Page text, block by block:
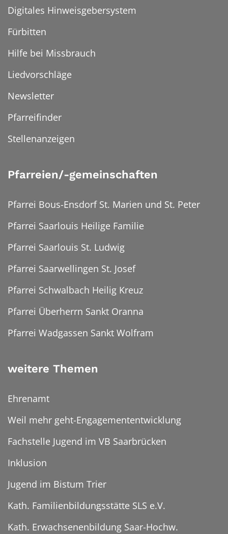
Digitales Hinweisgebersystem
Fürbitten
Hilfe bei Missbrauch
Liedvorschläge
Newsletter
Pfarreifinder
Stellenanzeigen
Pfarreien/-gemeinschaften
Pfarrei Bous-Ensdorf St. Marien und St. Peter
Pfarrei Saarlouis Heilige Familie
Pfarrei Saarlouis St. Ludwig
Pfarrei Saarwellingen St. Josef
Pfarrei Schwalbach Heilig Kreuz
Pfarrei Überherrn Sankt Oranna
Pfarrei Wadgassen Sankt Wolfram
weitere Themen
Ehrenamt
Weil mehr geht-Engagemententwicklung
Fachstelle Jugend im VB Saarbrücken
Inklusion
Jugend im Bistum Trier
Kath. Familienbildungsstätte SLS e.V.
Kath. Erwachsenenbildung Saar-Hochw.